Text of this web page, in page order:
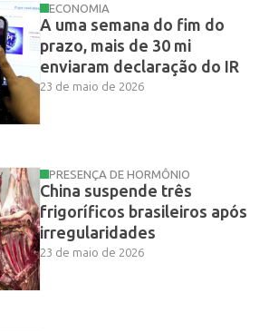
ECONOMIA
A uma semana do fim do
prazo, mais de 30 mi
enviaram declaração do IR
23 de maio de 2026
PRESENÇA DE HORMÔNIO
China suspende três
frigoríficos brasileiros após
irregularidades
23 de maio de 2026